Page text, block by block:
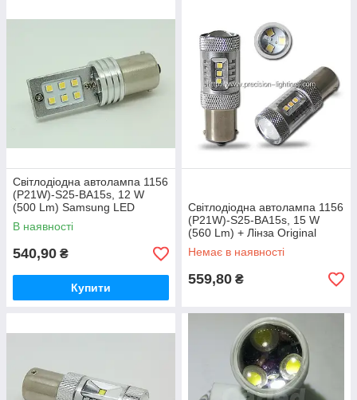
Світлодіодна автолампа 1156
(P21W)-S25-BA15s, 12 W
(500 Lm) Samsung LED
(SMD2323) одноконтактна
В наявності
540,90 ₴
Купити
Світлодіодна автолампа 1156
(P21W)-S25-BA15s, 15 W
(560 Lm) + Лінза Original
Samsung LED chip
(SMD2323)
Немає в наявності
559,80 ₴